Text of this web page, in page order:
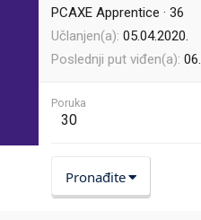
PCAXE Apprentice · 36
Učlanjen(a) 05.04.2020.
Poslednji put viđen(a)
Poruka
30
Pronađite